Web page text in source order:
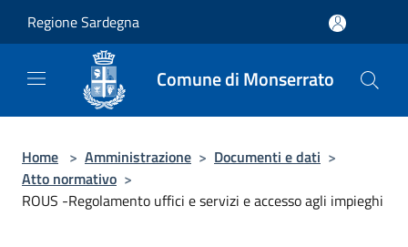
Regione Sardegna
Comune di Monserrato
Home > Amministrazione > Documenti e dati >
Atto normativo >
ROUS -Regolamento uffici e servizi e accesso agli impieghi